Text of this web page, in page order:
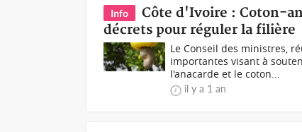
Info
Côte d'Ivoire : Coton-
décrets pour réguler la filière
Le Conseil des ministres,
importantes visant à
l'anacarde et le coton...
il y a 1 an